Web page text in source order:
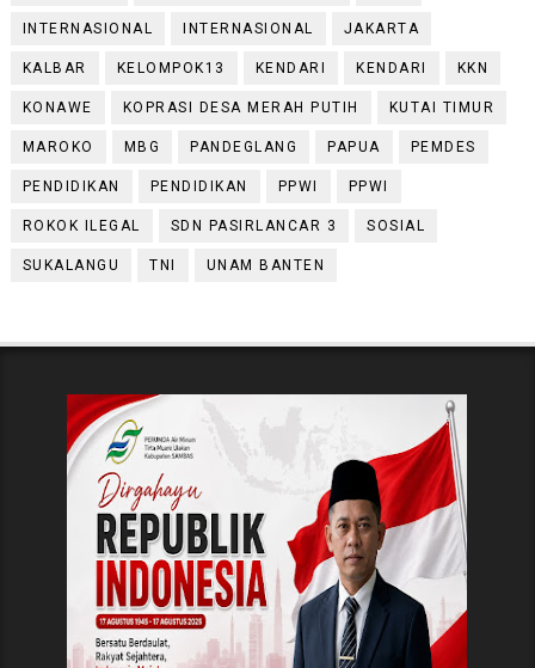
INTERNASIONAL INTERNASIONAL JAKARTA
KALBAR KELOMPOK13 KENDARI KENDARI KKN
KONAWE KOPRASI DESA MERAH PUTIH KUTAI TIMUR
MAROKO MBG PANDEGLANG PAPUA PEMDES
PENDIDIKAN PENDIDIKAN PPWI PPWI
ROKOK ILEGAL SDN PASIRLANCAR 3 SOSIAL
SUKALANGU TNI UNAM BANTEN